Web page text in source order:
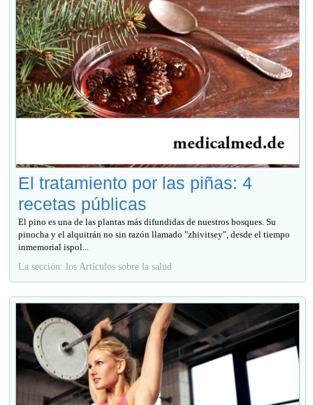
El tratamiento por las piñas: 4
recetas públicas
El pino es una de las plantas más difundidas de nuestros bosques. Su
pinocha y el alquitrán no sin razón llamado "zhivitsey", desde el tiempo
inmemorial ispol...
La sección: los Artículos sobre la salud